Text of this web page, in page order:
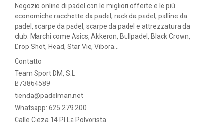
Negozio online di padel con le migliori offerte e le più
economiche racchette da padel, rack da padel, palline da
padel, scarpe da padel, scarpe da padel e attrezzatura da
club. Marchi come Asics, Akkeron, Bullpadel, Black Crown,
Drop Shot, Head, Star Vie, Vibora...
Contatto
Team Sport DM, S.L
B73864589
tienda@padelman.net
Whatsapp: 625 279 200
Calle Cieza 14 PI La Polvorista